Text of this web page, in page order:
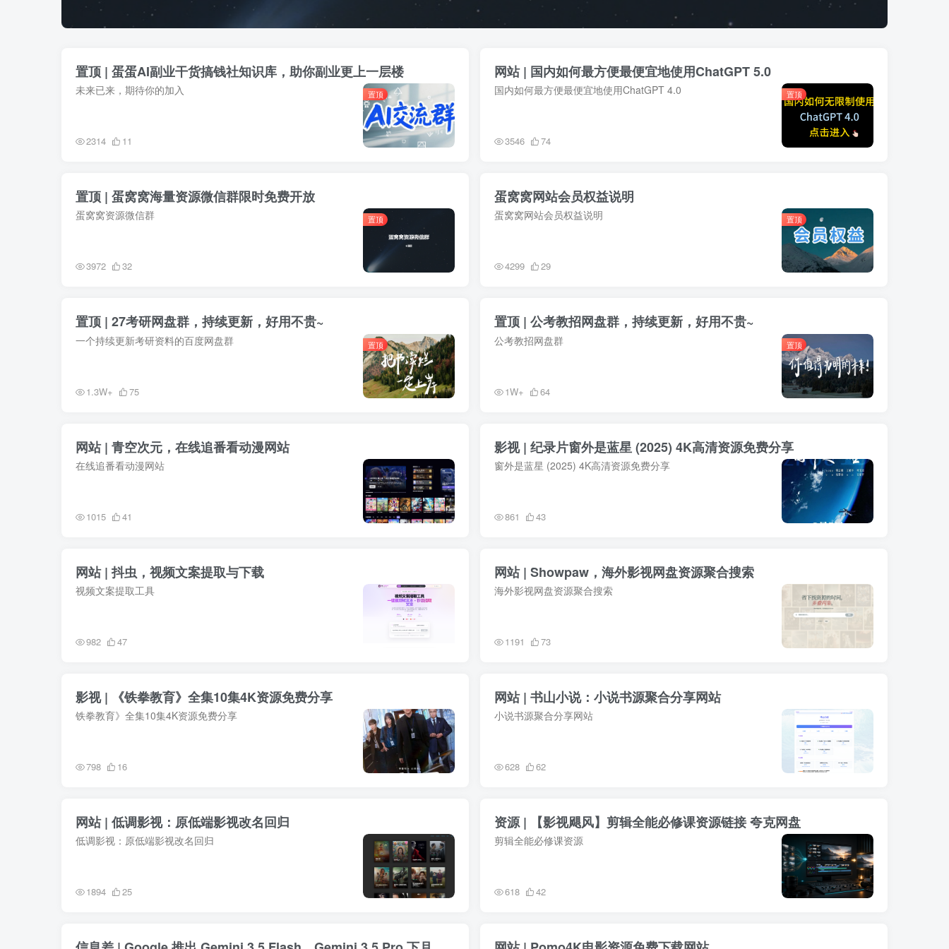
置顶 | 蛋蛋AI副业干货搞钱社知识库，助你副业更上一层楼
置顶
未来已来，期待你的加入
2314 11
网站 | 国内如何最方便最便宜地使用ChatGPT 5.0
置顶
国内如何最方便最便宜地使用ChatGPT 4.0
3546 74
置顶 | 蛋窝窝海量资源微信群限时免费开放
置顶
蛋窝窝资源微信群
3972 32
蛋窝窝网站会员权益说明
置顶
蛋窝窝网站会员权益说明
4299 29
置顶 | 27考研网盘群，持续更新，好用不贵~
置顶
一个持续更新考研资料的百度网盘群
1.3W+ 75
置顶 | 公考教招网盘群，持续更新，好用不贵~
置顶
公考教招网盘群
1W+ 64
网站 | 青空次元，在线追番看动漫网站
在线追番看动漫网站
1015 41
影视 | 纪录片窗外是蓝星 (2025) 4K高清资源免费分享
窗外是蓝星 (2025) 4K高清资源免费分享
861 43
网站 | 抖虫，视频文案提取与下载
视频文案提取工具
982 47
网站 | Showpaw，海外影视网盘资源聚合搜索
海外影视网盘资源聚合搜索
1191 73
影视 | 《铁拳教育》全集10集4K资源免费分享
铁拳教育》全集10集4K资源免费分享
798 16
网站 | 书山小说：小说书源聚合分享网站
小说书源聚合分享网站
628 62
网站 | 低调影视：原低端影视改名回归
低调影视：原低端影视改名回归
1894 25
资源 | 【影视飓风】剪辑全能必修课资源链接 夸克网盘
剪辑全能必修课资源
618 42